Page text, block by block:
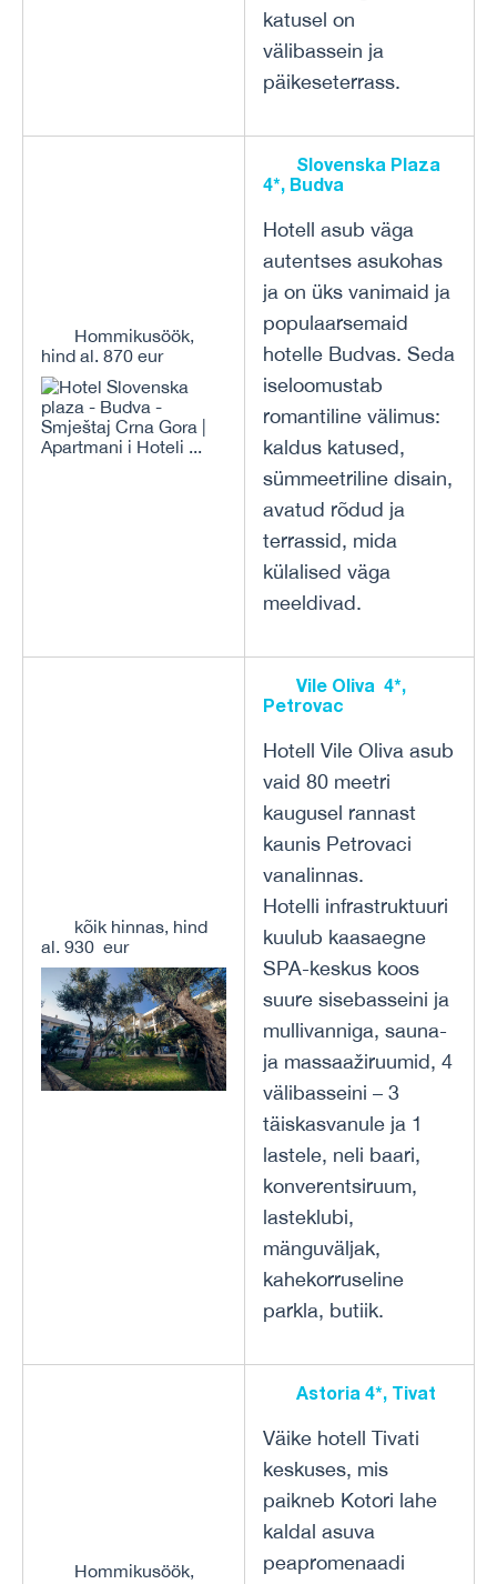
katusel on
välibassein ja
päikeseterrass.
Hommikusöök,
hind al. 870 eur
Slovenska Plaza
4*, Budva
Hotell asub väga
autentses asukohas
ja on üks vanimaid ja
populaarsemaid
hotelle Budvas. Seda
iseloomustab
romantiline välimus:
kaldus katused,
sümmeetriline disain,
avatud rõdud ja
terrassid, mida
külalised väga
meeldivad.
kõik hinnas, hind
al. 930 eur
Vile Oliva 4*,
Petrovac
Hotell Vile Oliva asub
vaid 80 meetri
kaugusel rannast
kaunis Petrovaci
vanalinnas.
Hotelli infrastruktuuri
kuulub kaasaegne
SPA-keskus koos
suure sisebasseini ja
mullivanniga, sauna-
ja massaažiruumid, 4
välibasseini – 3
täiskasvanule ja 1
lastele, neli baari,
konverentsiruum,
lasteklubi,
mänguväljak,
kahekorruseline
parkla, butiik.
Hommikusöök,
Astoria 4*, Tivat
Väike hotell Tivati
keskuses, mis
paikneb Kotori lahe
kaldal asuva
peapromenaadi